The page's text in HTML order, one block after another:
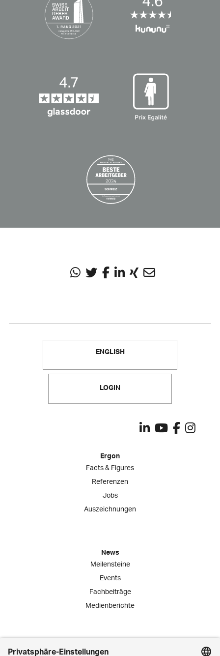
ENGLISH
LOGIN
Ergon
Facts & Figures
Referenzen
Jobs
Auszeichnungen
News
Meilensteine
Events
Fachbeiträge
Medienberichte
Engagement